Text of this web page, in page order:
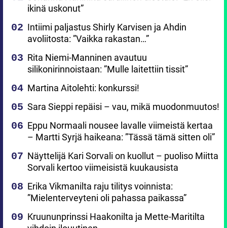
ikinä uskonut”
Intiimi paljastus Shirly Karvisen ja Ahdin
avoliitosta: ”Vaikka rakastan…”
Rita Niemi-Manninen avautuu
silikonirinnoistaan: ”Mulle laitettiin tissit”
Martina Aitolehti: konkurssi!
Sara Sieppi repäisi – vau, mikä muodonmuutos!
Eppu Normaali nousee lavalle viimeistä kertaa
– Martti Syrjä haikeana: ”Tässä tämä sitten oli”
Näyttelijä Kari Sorvali on kuollut – puoliso Miitta
Sorvali kertoo viimeisistä kuukausista
Erika Vikmanilta raju tilitys voinnista:
”Mielenterveyteni oli pahassa paikassa”
Kruununprinssi Haakonilta ja Mette-Maritilta